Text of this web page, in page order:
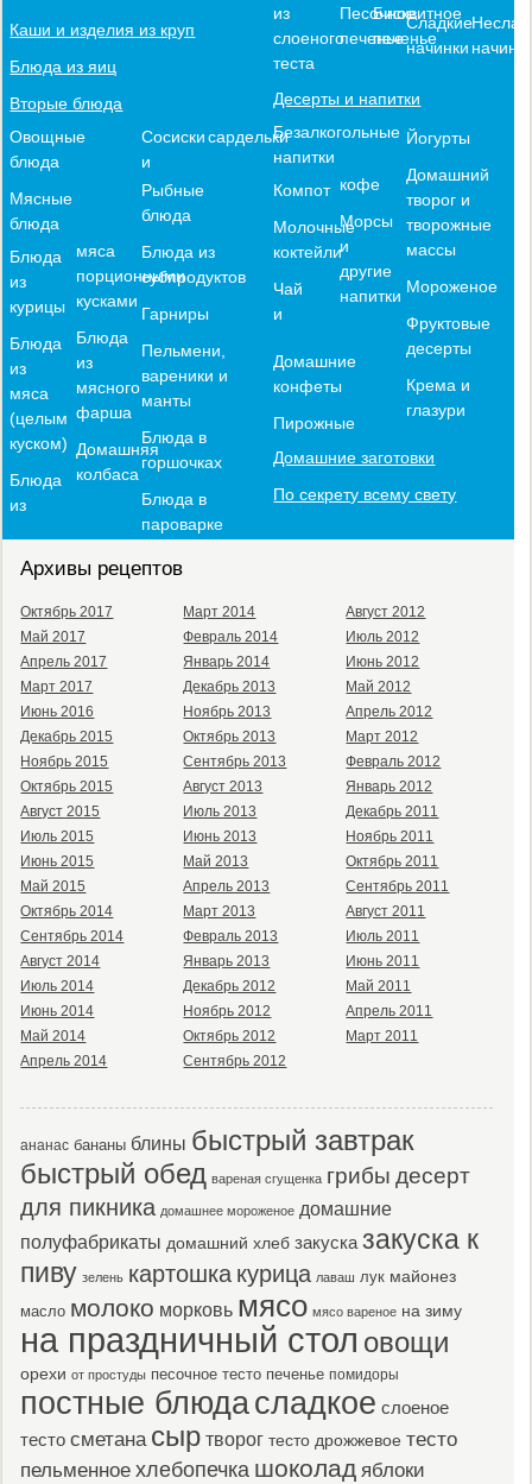
Каши и изделия из круп
Блюда из яиц
Вторые блюда
Овощные
блюда
Мясные
блюда
Блюда
из
курицы
Блюда
из
мяса
(целым
куском)
Блюда
из
мяса
порционными
кусками
Блюда
из
мясного
фарша
Домашняя
колбаса
Сосиски
и
сардельки
Рыбные
блюда
Блюда из
субпродуктов
Гарниры
Пельмени,
вареники и
манты
Блюда в
горшочках
Блюда в
пароварке
из
слоеного
теста
Песочное
печенье
Бисквитное
печенье
Сладкие
начинки
Десерты и напитки
Безалкогольные
напитки
Компот
Молочные
коктейли
Чай
и
кофе
Морсы
и
другие
напитки
Домашние
конфеты
Пирожные
Йогурты
Домашний
творог и
творожные
массы
Мороженое
Фруктовые
десерты
Крема и
глазури
Домашние заготовки
По секрету всему свету
Архивы рецептов
Октябрь 2017
Май 2017
Апрель 2017
Март 2017
Июнь 2016
Декабрь 2015
Ноябрь 2015
Октябрь 2015
Август 2015
Июль 2015
Июнь 2015
Май 2015
Октябрь 2014
Сентябрь 2014
Август 2014
Июль 2014
Июнь 2014
Май 2014
Апрель 2014
Март 2014
Февраль 2014
Январь 2014
Декабрь 2013
Ноябрь 2013
Октябрь 2013
Сентябрь 2013
Август 2013
Июль 2013
Июнь 2013
Май 2013
Апрель 2013
Март 2013
Февраль 2013
Январь 2013
Декабрь 2012
Ноябрь 2012
Октябрь 2012
Сентябрь 2012
Август 2012
Июль 2012
Июнь 2012
Май 2012
Апрель 2012
Март 2012
Февраль 2012
Январь 2012
Декабрь 2011
Ноябрь 2011
Октябрь 2011
Сентябрь 2011
Август 2011
Июль 2011
Июнь 2011
Май 2011
Апрель 2011
Март 2011
ананас бананы блины быстрый завтрак
быстрый обед вареная сгущенка грибы десерт
для пикника домашнее мороженое домашние
полуфабрикаты домашний хлеб закуска закуска к
пиву зелень картошка курица лаваш лук майонез
масло молоко морковь мясо мясо вареное на зиму
на праздничный стол овощи
орехи от простуды песочное тесто печенье помидоры
постные блюдасладкое слоеное
тесто сметана сыр творог тесто дрожжевое тесто
пельменное хлебопечка шоколад яблоки